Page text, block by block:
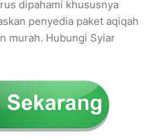
dipahami khususnya
penyedia paket aqiqah
murah. Hubungi Syiar